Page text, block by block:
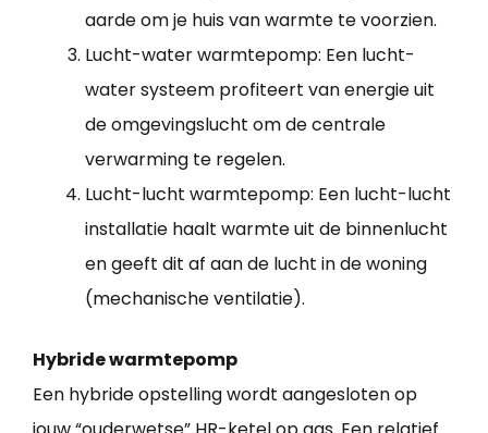
aarde om je huis van warmte te voorzien.
Lucht-water warmtepomp: Een lucht-
water systeem profiteert van energie uit
de omgevingslucht om de centrale
verwarming te regelen.
Lucht-lucht warmtepomp: Een lucht-lucht
installatie haalt warmte uit de binnenlucht
en geeft dit af aan de lucht in de woning
(mechanische ventilatie).
Hybride warmtepomp
Een hybride opstelling wordt aangesloten op